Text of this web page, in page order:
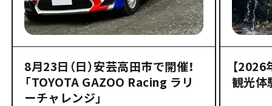
8月23日（日）安芸高田市で開催！
「TOYOTA GAZOO Racing ラリ
ーチャレンジ」
【
観光体